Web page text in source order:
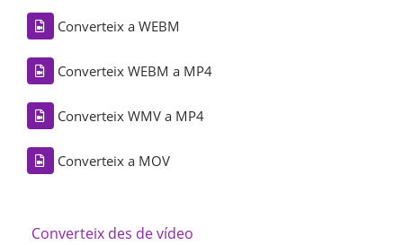
Converteix a WEBM
Converteix WEBM a MP4
Converteix WMV a MP4
Converteix a MOV
Converteix des de vídeo